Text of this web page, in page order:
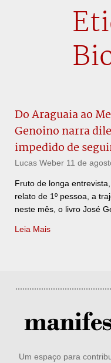
Do Araguaia ao
Genoino narra
impedido de
Lucas Weber 11 de
Fruto de longa
relato de 1º pessoa, a
neste mês, o livro José
Leia Mais
Um espaço para